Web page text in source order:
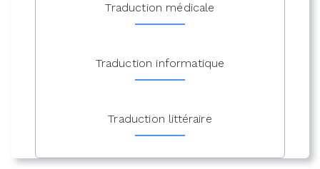
Traduction médicale
Traduction informatique
Traduction littéraire